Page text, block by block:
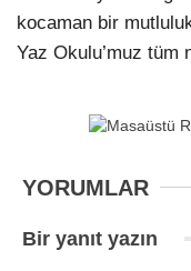
kocaman bir
Yaz Okulu’muz tüm
YORUMLAR
Bir yanıt yazın